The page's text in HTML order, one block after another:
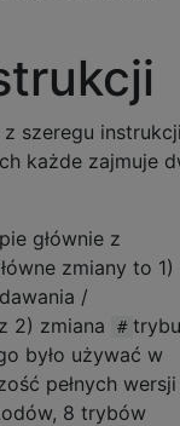
z szeregu
każde zajmuje
głównie z
zmiany to 1)
/
2) zmiana
# trybu
było używać w
pełnych wersji
8 trybów